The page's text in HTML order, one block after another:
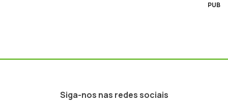
PUB
Siga-nos nas redes sociais